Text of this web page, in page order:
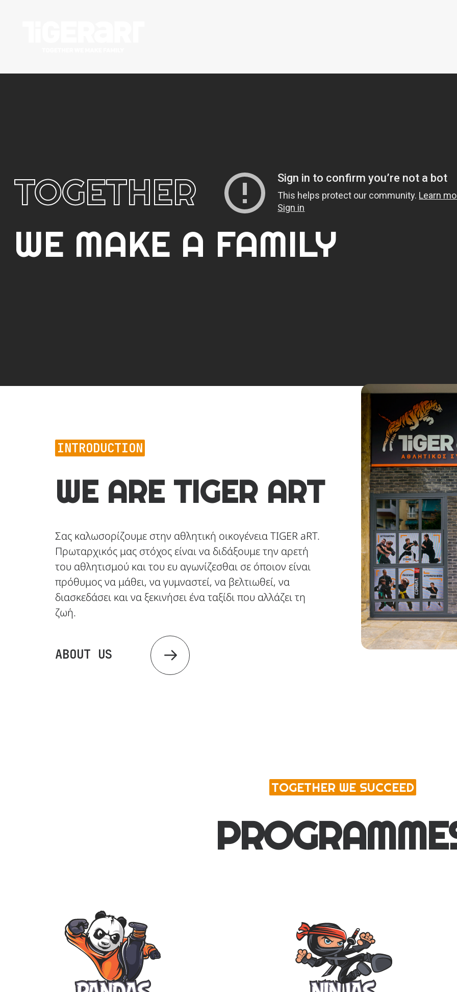
TOGETHER
WE MAKE A FAMILY
INTRODUCTION
WE ARE TIGER ART
Σας καλωσορίζουμε στην αθλητική οικογένεια TIGER aRT.
Πρωταρχικός μας στόχος είναι να διδάξουμε την αρετή
του αθλητισμού και του ευ αγωνίζεσθαι σε όποιον είναι
πρόθυμος να μάθει, να γυμναστεί, να βελτιωθεί, να
διασκεδάσει και να ξεκινήσει ένα ταξίδι που αλλάζει τη
ζωή.
ABOUT US
TOGETHER WE SUCCEED